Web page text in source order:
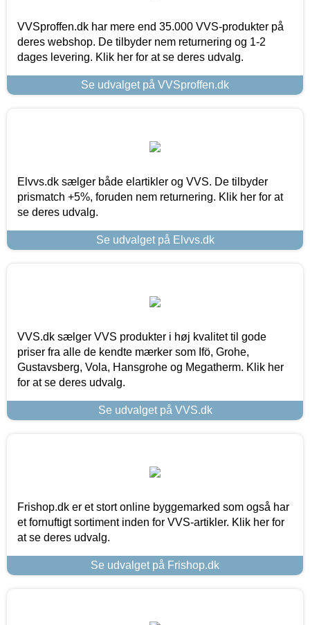
VVSproffen.dk har mere end 35.000 VVS-produkter på
deres webshop. De tilbyder nem returnering og 1-2
dages levering. Klik her for at se deres udvalg.
Se udvalget på VVSproffen.dk
Elvvs.dk sælger både elartikler og VVS. De tilbyder
prismatch +5%, foruden nem returnering. Klik her for at
se deres udvalg.
Se udvalget på Elvvs.dk
VVS.dk sælger VVS produkter i høj kvalitet til gode
priser fra alle de kendte mærker som Ifö, Grohe,
Gustavsberg, Vola, Hansgrohe og Megatherm. Klik her
for at se deres udvalg.
Se udvalget på VVS.dk
Frishop.dk er et stort online byggemarked som også har
et fornuftigt sortiment inden for VVS-artikler. Klik her for
at se deres udvalg.
Se udvalget på Frishop.dk